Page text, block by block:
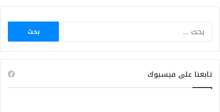
البحث
تابعنا على فيسبوك